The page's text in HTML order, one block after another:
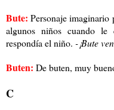
Bute: Personaje imaginario
algunos niños cuando le
respondía el niño. -¡Bute
Buten: De buten, muy
C